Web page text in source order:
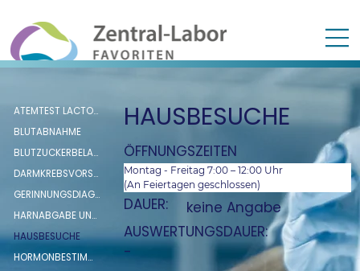
ATEMTEST LACTOSE- UND FRUCTOSEINTOLERANZ
BLUTABNAHME
BLUTZUCKERBELASTUNG (oGTT)
DARMKREBSVORSORGE (FIT SCREENING TEST)
GERINNUNGSDIAGNOSTIK
HARNABGABE UNTER SICHT
HAUSBESUCHE
HORMONBESTIMMUNG: RENIN, ALDOSTERON, ADRENALIN UND NORADRENALIN
HAUSBESUCHE
ÖFFNUNGSZEITEN
Montag - Freitag 7:00 – 12:00 Uhr
(An Feiertagen geschlossen)
DAUER:
keine Angabe
AUSWERTUNGSDAUER:
-